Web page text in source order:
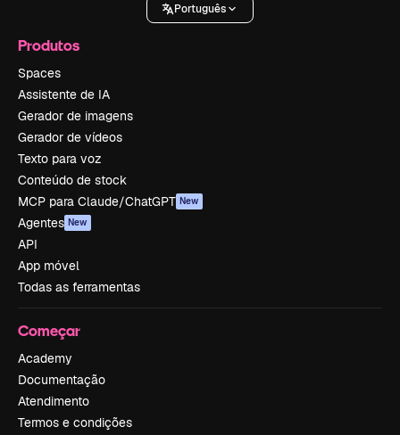
Português
Produtos
Spaces
Assistente de IA
Gerador de imagens
Gerador de vídeos
Texto para voz
Conteúdo de stock
MCP para Claude/ChatGPT New
Agentes New
API
App móvel
Todas as ferramentas
Começar
Academy
Documentação
Atendimento
Termos e condições